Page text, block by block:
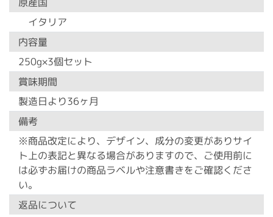
イタリア
内容量
250g×3個セット
賞味期間
製造日より36ヶ月
備考
※商品改定により、デザイン、成分の変更がありサイ
ト上の表記と異なる場合がありますので、ご使用前に
は必ずお届けの商品ラベルや注意書きをご確認くださ
い。
返品について